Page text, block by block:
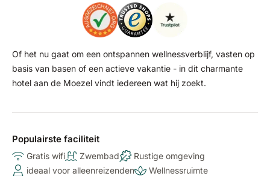
Of het nu gaat om een ontspannen wellnessverblijf, vasten op
basis van basen of een actieve vakantie - in dit charmante
hotel aan de Moezel vindt iedereen wat hij zoekt.
Populairste faciliteit
Gratis wifi Zwembad
Rustige omgeving
ideaal voor alleenreizenden
Wellnessruimte